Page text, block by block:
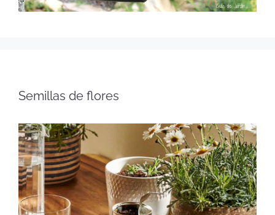
Semillas de flores